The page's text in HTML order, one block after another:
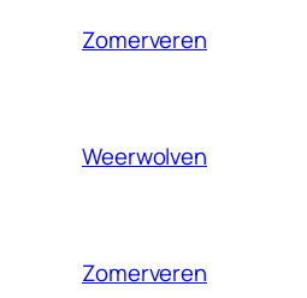
Zomerveren
Weerwolven
Zomerveren